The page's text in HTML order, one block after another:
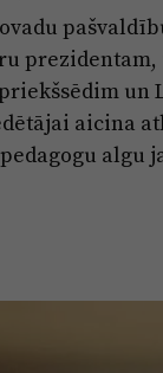
aicina
algu